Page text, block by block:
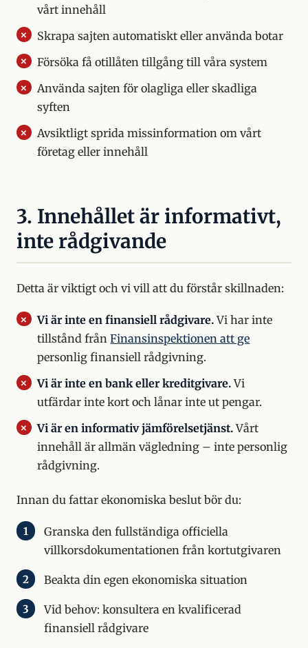
vårt innehåll
Skrapa sajten automatiskt eller använda botar
Försöka få otillåten tillgång till våra system
Använda sajten för olagliga eller skadliga
syften
Avsiktligt sprida missinformation om vårt
företag eller innehåll
3. Innehållet är informativt,
inte rådgivande
Detta är viktigt och vi vill att du förstår skillnaden:
Vi är inte en finansiell rådgivare.Vi har inte
tillstånd frånFinansinspektionen att ge
personlig finansiell rådgivning.
Vi är inte en bank eller kreditgivare.Vi
utfärdar inte kort och lånar inte ut pengar.
Vi är en informativ jämförelsetjänst.Vårt
innehåll är allmän vägledning – inte personlig
rådgivning.
Innan du fattar ekonomiska beslut bör du:
Granska den fullständiga officiella
villkorsdokumentationen från kortutgivaren
Beakta din egen ekonomiska situation
Vid behov: konsultera en kvalificerad
finansiell rådgivare